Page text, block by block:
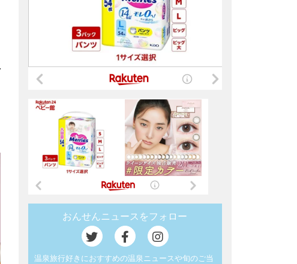
おんせんニュースをフォロー
温泉旅行好きにおすすめの温泉ニュースや旬のご当